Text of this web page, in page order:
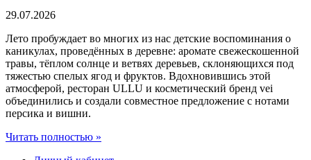
29.07.2026
Лето пробуждает во многих из нас детские воспоминания о
каникулах, проведённых в деревне: аромате свежескошенной
травы, тёплом солнце и ветвях деревьев, склоняющихся под
тяжестью спелых ягод и фруктов. Вдохновившись этой
атмосферой, ресторан ULLU и косметический бренд vei
объединились и создали совместное предложение с нотами
персика и вишни.
Читать полностью »